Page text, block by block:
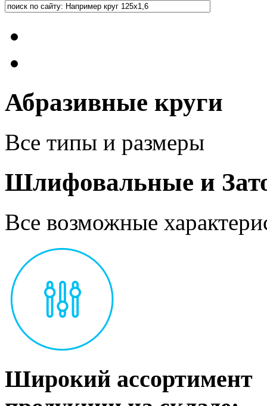
Абразивные круги
Все типы и размеры
Шлифовальные и
Все возможные
Широкий ассортимент